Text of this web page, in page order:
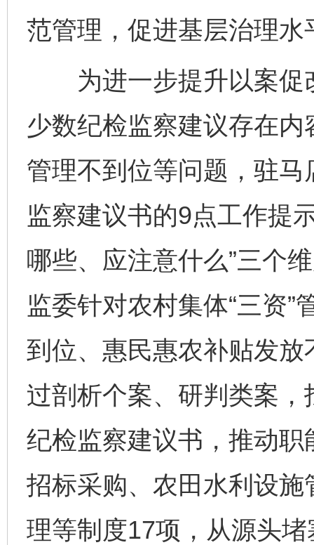
范管理，促进基层治理水
为进一步提升以案促
少数纪检监察建议存在
管理不到位等问题，驻
监察建议书的9点工作提
哪些、应注意什么”三个
监委针对农村集体“三资
到位、惠民惠农补贴发
过剖析个案、研判类案
纪检监察建议书，推动
招标采购、农田水利设
理等制度17项，从源头堵